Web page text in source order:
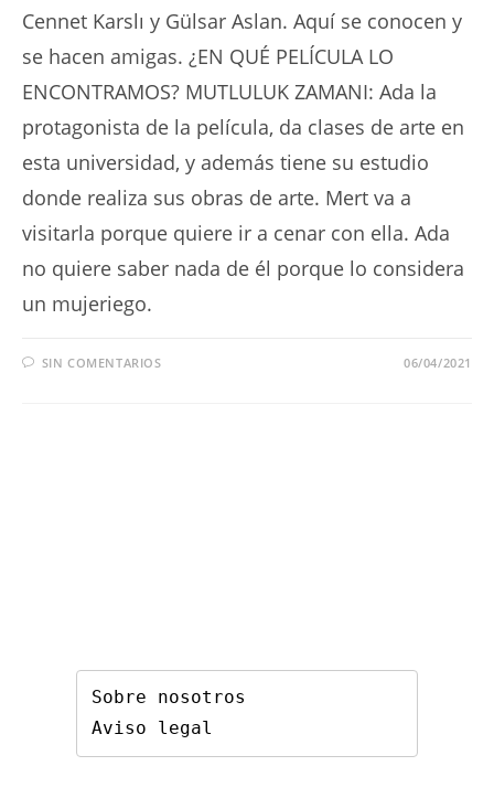
Cennet Karslı y Gülsar Aslan. Aquí se conocen y
se hacen amigas. ¿EN QUÉ PELÍCULA LO
ENCONTRAMOS? MUTLULUK ZAMANI: Ada la
protagonista de la película, da clases de arte en
esta universidad, y además tiene su estudio
donde realiza sus obras de arte. Mert va a
visitarla porque quiere ir a cenar con ella. Ada
no quiere saber nada de él porque lo considera
un mujeriego.
SIN COMENTARIOS 06/04/2021
Sobre nosotros
Aviso legal